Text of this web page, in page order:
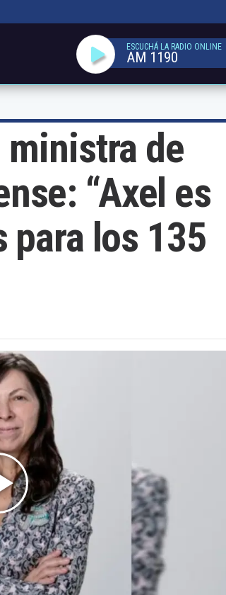
ESCUCHÁ LA RADIO ONLINE
AM 1190
de
“Axel es
para los 135